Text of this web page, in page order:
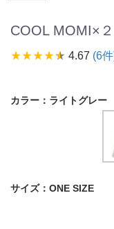
COOL MOMI×
star_ratestar_ratestar_ratestar_ratestar_rate 4.67 (6
カラー： ライトグレー
サイズ： ONE SIZE